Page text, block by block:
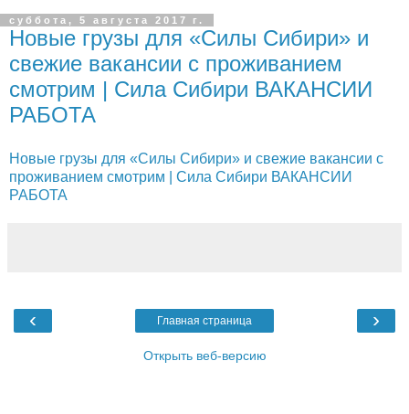
суббота, 5 августа 2017 г.
Новые грузы для «Силы Сибири» и
свежие вакансии с проживанием
смотрим | Сила Сибири ВАКАНСИИ
РАБОТА
Новые грузы для «Силы Сибири» и свежие вакансии с
проживанием смотрим | Сила Сибири ВАКАНСИИ
РАБОТА
‹ ›
Главная страница
Открыть веб-версию